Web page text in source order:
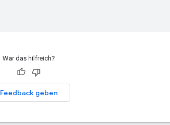
War das hilfreich?
Feedback geben